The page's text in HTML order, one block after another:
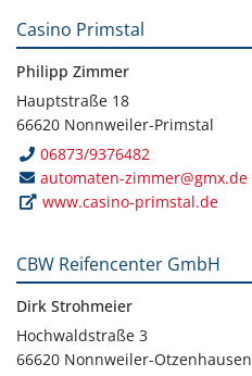
Casino Primstal
Philipp Zimmer
Hauptstraße 18
66620 Nonnweiler-Primstal
06873/9376482
automaten-zimmer@gmx.de
www.casino-primstal.de
CBW Reifencenter GmbH
Dirk Strohmeier
Hochwaldstraße 3
66620 Nonnweiler-Otzenhausen